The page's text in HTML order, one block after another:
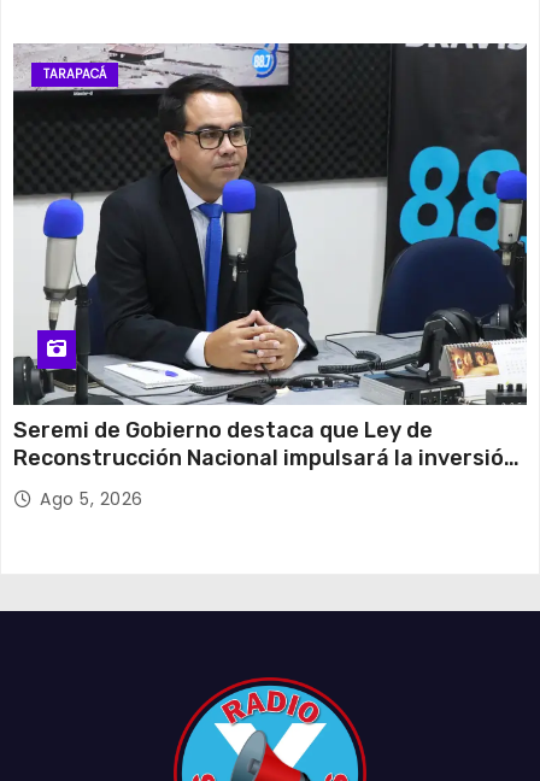
TARAPACÁ
Seremi de Gobierno destaca que Ley de
Reconstrucción Nacional impulsará la inversión
y el empleo en Tarapacá
Ago 5, 2026